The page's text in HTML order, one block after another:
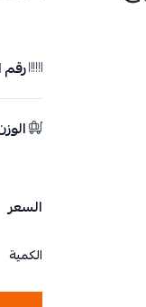
رقم
السعر
الكمية